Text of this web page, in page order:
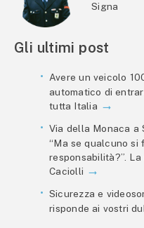
Signa
Gli ultimi post
Avere un veicolo
automatico di
tutta Italia
Via della Monaca a
“Ma se qualcuno si
responsabilità?”.
Caciolli
Sicurezza e
risponde ai vostri